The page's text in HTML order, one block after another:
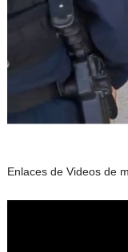
Enlaces de Videos de